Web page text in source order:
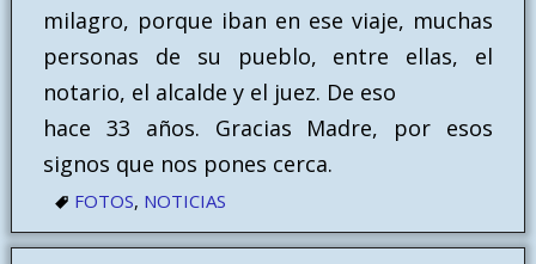
milagro, porque iban en ese viaje, muchas
personas de su pueblo, entre ellas, el
notario, el alcalde y el juez. De eso
hace 33 años. Gracias Madre, por esos
signos que nos pones cerca.
FOTOS, NOTICIAS